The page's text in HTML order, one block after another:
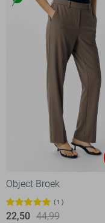
Object Broek
1
22,50 44,99